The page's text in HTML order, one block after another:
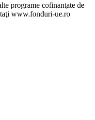
programe cofinanţate de
www.fonduri-ue.ro